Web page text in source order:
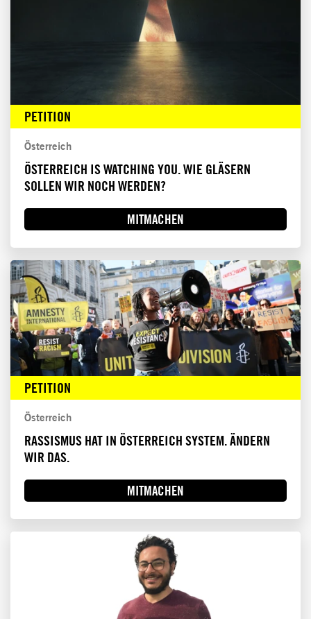
PETITION
Österreich
ÖSTERREICH IS WATCHING YOU. WIE GLÄSERN
SOLLEN WIR NOCH WERDEN?
MITMACHEN
PETITION
Österreich
RASSISMUS HAT IN ÖSTERREICH SYSTEM. ÄNDERN
WIR DAS.
MITMACHEN